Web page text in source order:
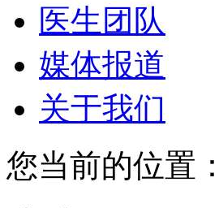
医生团队
媒体报道
关于我们
您当前的位置：